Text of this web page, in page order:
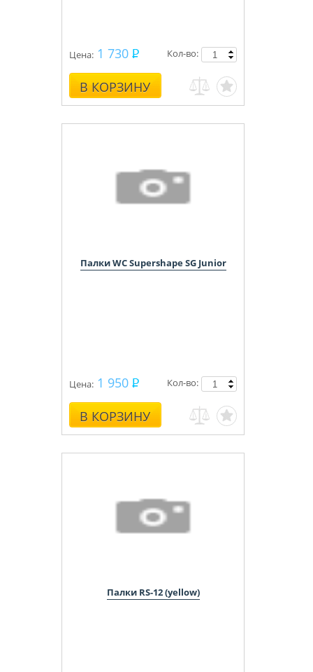
Цена: 1 730
В КОРЗИНУ
Кол-во:
Палки WC Supershape SG Junior
Цена: 1 950
В КОРЗИНУ
Кол-во:
Палки RS-12 (yellow)